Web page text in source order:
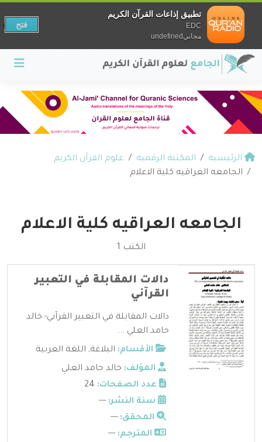
الرئيسية المكتبة الرقمية
علوم القرآن الكريم
الجامعه العراقيه كلية الاعلام
الجامعه العراقيه كلية الاعلام
الكتب 1
دالات المقابلة في التعبير
القرآني
دالات المقابلة في التعبير القرآني- خالد
حامد العلي ...
الأقسام: البلاغة, اللغة العربية
المؤلف: خالد حامد العلي
عدد الصفحات:
سنة النشر: ---
المحقق: ---
المترجم: ---
تطبيق إذاعات القرآن الكريم
EDC
مجانيundefined
فتح